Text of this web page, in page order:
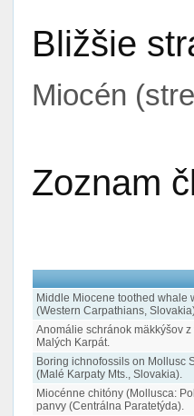
Bližšie
Miocén
Zoznam
Middle Miocene toothed whale
(Western Carpathians,
Anomálie schránok mäkkýšov
Malých Karpát.
Boring ichnofossils on Mollusc
(Malé Karpaty Mts., Slovakia).
Miocénne chitóny (Mollusca:
panvy (Centrálna Paratetýda).